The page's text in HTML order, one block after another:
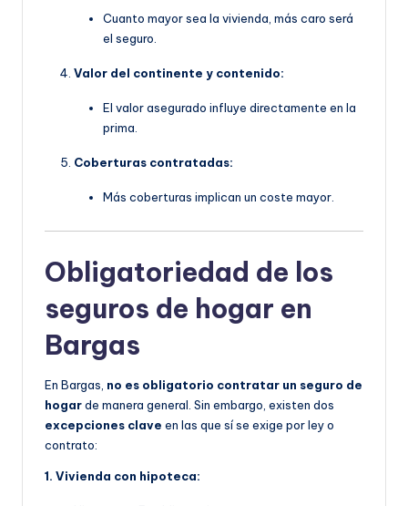
Cuanto mayor sea la vivienda, más caro será
el seguro.
Valor del continente y contenido:
El valor asegurado influye directamente en la
prima.
Coberturas contratadas:
Más coberturas implican un coste mayor.
Obligatoriedad de los
seguros de hogar en
Bargas
En Bargas, no es obligatorio contratar un seguro de
hogarde manera general. Sin embargo, existen dos
excepciones clave en las que sí se exige por ley o
contrato:
1. Vivienda con hipoteca: